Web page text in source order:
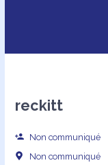
reckitt
Non communiqué
Non communiqué